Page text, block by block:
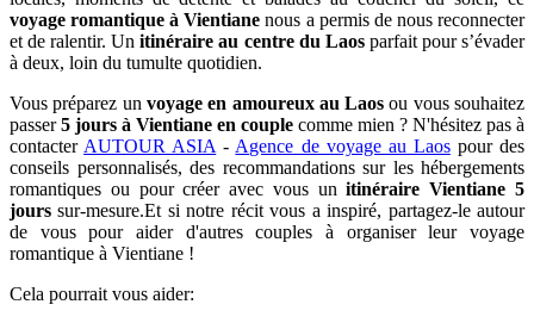
voyage romantique à Vientiane nous a permis de nous reconnecter
et de ralentir. Un itinéraire au centre du Laosparfait pour s’évader
à deux, loin du tumulte quotidien.
Vous préparez un voyage en amoureux au Laos ou vous souhaitez
passer5 jours à Vientiane en couple comme mien ? N'hésitez pas à
contacter AUTOUR ASIA - Agence de voyage au Laospour des
conseils personnalisés, des recommandations sur les hébergements
romantiques ou pour créer avec vous un itinéraire Vientiane 5
jours sur-mesure.Et si notre récit vous a inspiré, partagez-le autour
de vous pour aider d'autres couples à organiser leur voyage
romantique à Vientiane !
Cela pourrait vous aider: